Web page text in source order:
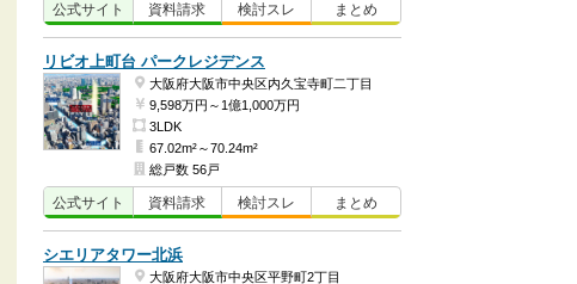
公式サイト 資料請求 検討スレ まとめ
リビオ上町台 パークレジデンス
大阪府大阪市中央区内久宝寺町二丁目
9,598万円～1億1,000万円
3LDK
67.02m²～70.24m²
総戸数 56戸
公式サイト 資料請求 検討スレ まとめ
シエリアタワー北浜
大阪府大阪市中央区平野町2丁目